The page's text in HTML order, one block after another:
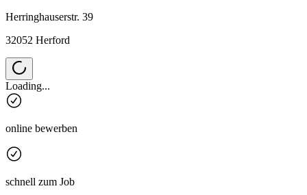
Herringhauserstr. 39
32052 Herford
Loading...
online bewerben
schnell zum Job